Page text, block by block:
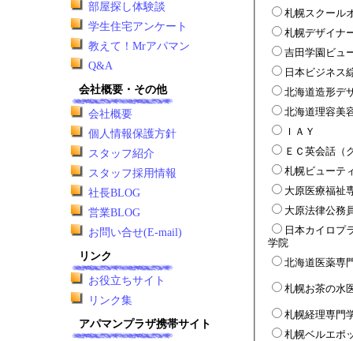
札幌スクール
札幌デザイナ
吉田学園ビュ
日本ビジネス
北海道造形デ
北海道理容美
ＩＡＹ
ＥＣ英会話（
札幌ビューテ
大原医療福祉
大原法律公務
日本カイロプ
学院
北海道医薬専
札幌お茶の水
札幌経理専門
札幌ベルエポ
部屋探し体験談
学生住宅アンケート
教えて！Mrアパマン
Q&A
会社概要・その他
会社概要
個人情報保護方針
スタッフ紹介
スタッフ採用情報
社長BLOG
営業BLOG
お問い合せ(E-mail)
リンク
お役立ちサイト
リンク集
アパマンプラザ携帯サイト